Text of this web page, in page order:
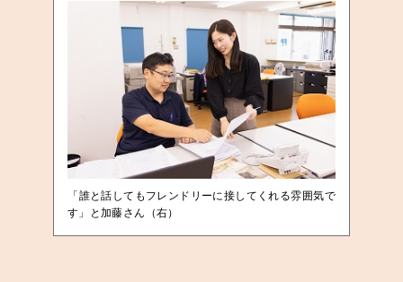
「誰と話してもフレンドリーに接してくれる雰囲気で
す」と加藤さん（右）